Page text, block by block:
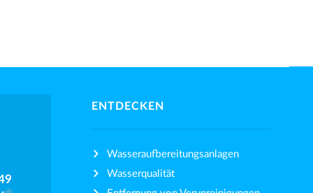
ENTDECKEN
Wasseraufbereitungsanlagen
Wasserqualität